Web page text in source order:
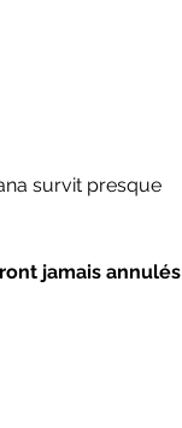
survit presque
jamais annulés